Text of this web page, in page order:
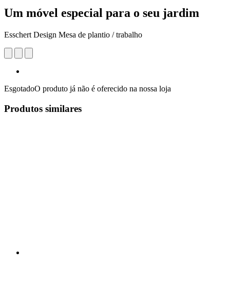
Um móvel especial para o seu jardim
Esschert Design Mesa de plantio / trabalho
EsgotadoO produto já não é oferecido na nossa loja
Produtos similares